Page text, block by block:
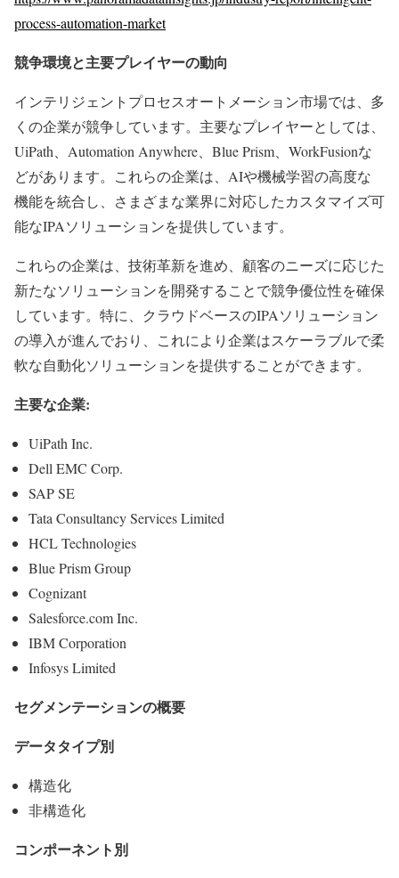
process-automation-market
競争環境と主要プレイヤーの動向
インテリジェントプロセスオートメーション市場では、多
くの企業が競争しています。主要なプレイヤーとしては、
UiPath、Automation Anywhere、Blue Prism、WorkFusionな
どがあります。これらの企業は、AIや機械学習の高度な
機能を統合し、さまざまな業界に対応したカスタマイズ可
能なIPAソリューションを提供しています。
これらの企業は、技術革新を進め、顧客のニーズに応じた
新たなソリューションを開発することで競争優位性を確保
しています。特に、クラウドベースのIPAソリューション
の導入が進んでおり、これにより企業はスケーラブルで柔
軟な自動化ソリューションを提供することができます。
主要な企業:
UiPath Inc.
Dell EMC Corp.
SAP SE
Tata Consultancy Services Limited
HCL Technologies
Blue Prism Group
Cognizant
Salesforce.com Inc.
IBM Corporation
Infosys Limited
セグメンテーションの概要
データタイプ別
構造化
非構造化
コンポーネント別